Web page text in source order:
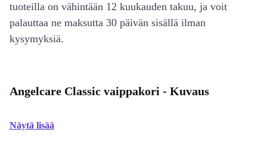
tuoteilla on vähintään 12 kuukauden takuu, ja voit
palauttaa ne maksutta 30 päivän sisällä ilman
kysymyksiä.
Angelcare Classic vaippakori - Kuvaus
Näytä lisää